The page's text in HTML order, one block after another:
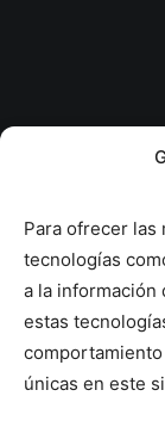
Para ofrecer
tecnologías
a la información
estas
únicas en este